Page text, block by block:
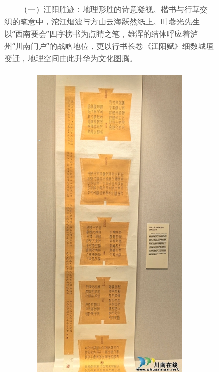
（一）江阳胜迹：地理形胜的诗意凝视。楷书与行草交
织的笔意中，沱江烟波与方山云海跃然纸上。叶蓉光先生
以“西南要会”四字榜书为点睛之笔，雄浑的结体呼应着泸
州“川南门户”的战略地位，更以行书长卷《江阳赋》细数城垣
变迁，地理空间由此升华为文化图腾。